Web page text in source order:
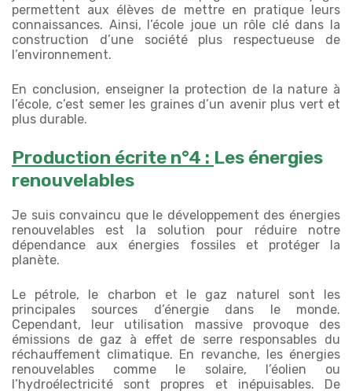
permettent aux élèves de mettre en pratique leurs
connaissances. Ainsi, l’école joue un rôle clé dans la
construction d’une société plus respectueuse de
l’environnement.
En conclusion, enseigner la protection de la nature à
l’école, c’est semer les graines d’un avenir plus vert et
plus durable.
Production écrite n°4 : Les énergies
renouvelables
Je suis convaincu que le développement des énergies
renouvelables est la solution pour réduire notre
dépendance aux énergies fossiles et protéger la
planète.
Le pétrole, le charbon et le gaz naturel sont les
principales sources d’énergie dans le monde.
Cependant, leur utilisation massive provoque des
émissions de gaz à effet de serre responsables du
réchauffement climatique. En revanche, les énergies
renouvelables comme le solaire, l’éolien ou
l’hydroélectricité sont propres et inépuisables. De